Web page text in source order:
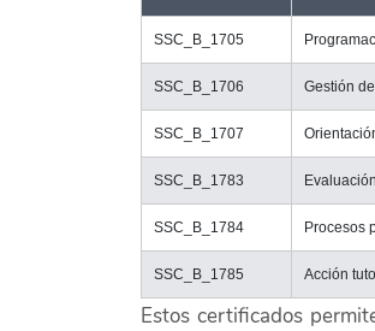
SSC_B_1705
SSC_B_1706 Gestión
SSC_B_1707
SSC_B_1783
SSC_B_1784 Procesos
SSC_B_1785 Acción
Estos certificados